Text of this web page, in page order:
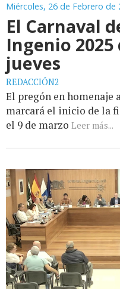
Miércoles, 26 de Febrero de
El Carnaval
Ingenio
jueves
REDACCIÓN2
El pregón en homenaje
marcará el inicio de la
el 9 de marzo Leer más...